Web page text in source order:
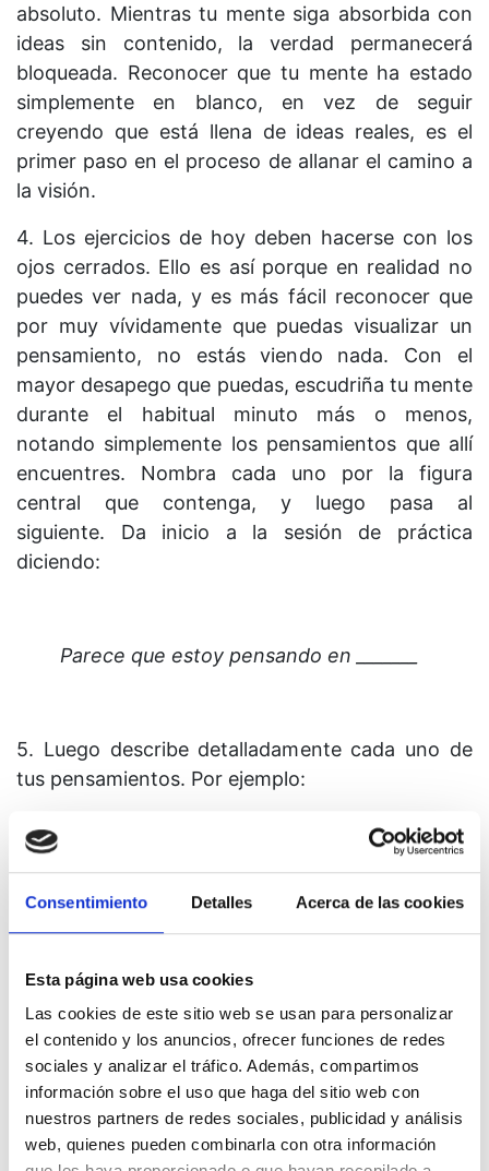
Consentimiento Detalles Acerca de las cookies
Esta página web usa cookies
Las cookies de este sitio web se usan para personalizar
el contenido y los anuncios, ofrecer funciones de redes
sociales y analizar el tráfico. Además, compartimos
información sobre el uso que haga del sitio web con
nuestros partners de redes sociales, publicidad y análisis
web, quienes pueden combinarla con otra información
absoluto. Mientras tu mente siga absorbida con
ideas sin contenido, la verdad permanecerá
bloqueada. Reconocer que tu mente ha estado
simplemente en blanco, en vez de seguir
creyendo que está llena de ideas reales, es el
primer paso en el proceso de allanar el camino a
la visión.
4. Los ejercicios de hoy deben hacerse con los
ojos cerrados. Ello es así porque en realidad no
puedes ver nada, y es más fácil reconocer que
por muy vívidamente que puedas visualizar un
pensamiento, no estás viendo nada. Con el
mayor desapego que puedas, escudriña tu mente
durante el habitual minuto más o menos,
notando simplemente los pensamientos que allí
encuentres. Nombra cada uno por la figura
central que contenga, y luego pasa al
siguiente. Da inicio a la sesión de práctica
diciendo:
Parece que estoy pensando en _______
5. Luego describe detalladamente cada uno de
tus pensamientos. Por ejemplo:
Parece que estoy pensando en [nombre de
la persona], en [nombre del objeto], en
[nombre de la emoción],
y así sucesivamente, concluyendo al final del
período de búsqueda mental con:
Pero mi mente está absorbida con